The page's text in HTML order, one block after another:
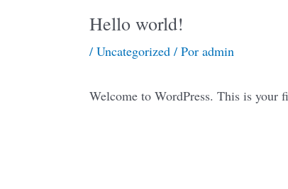
Hello world!
/ Uncategorized / Por admin
Welcome to WordPress. This is